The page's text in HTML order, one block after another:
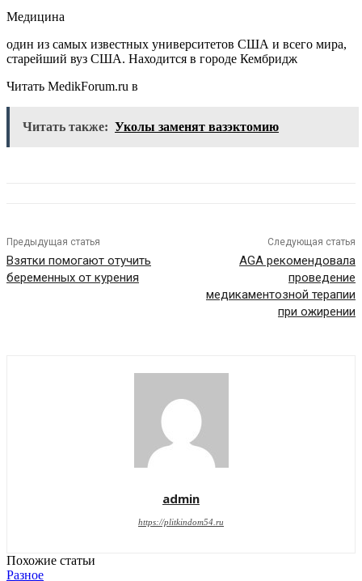
Медицина
один из самых известных университетов США и всего мира,
старейший вуз США. Находится в городе Кембридж
Читать MedikForum.ru в
Читать также: Уколы заменят вазэктомию
Предыдущая статья
Взятки помогают отучить
беременных от курения
Следующая статья
AGA рекомендовала
проведение
медикаментозной терапии
при ожирении
admin
https://plitkindom54.ru
Похожие статьи
Разное